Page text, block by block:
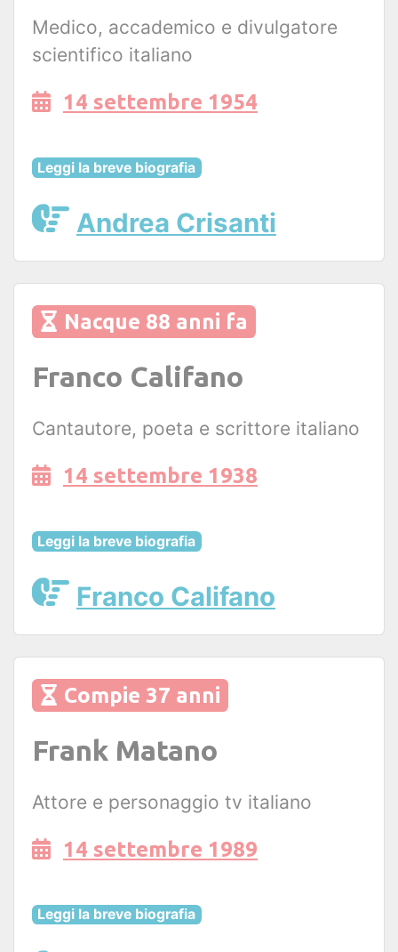
Medico, accademico e divulgatore
scientifico italiano
14 settembre 1954
Leggi la breve biografia
Andrea Crisanti
Nacque 88 anni fa
Franco Califano
Cantautore, poeta e scrittore italiano
14 settembre 1938
Leggi la breve biografia
Franco Califano
Compie 37 anni
Frank Matano
Attore e personaggio tv italiano
14 settembre 1989
Leggi la breve biografia